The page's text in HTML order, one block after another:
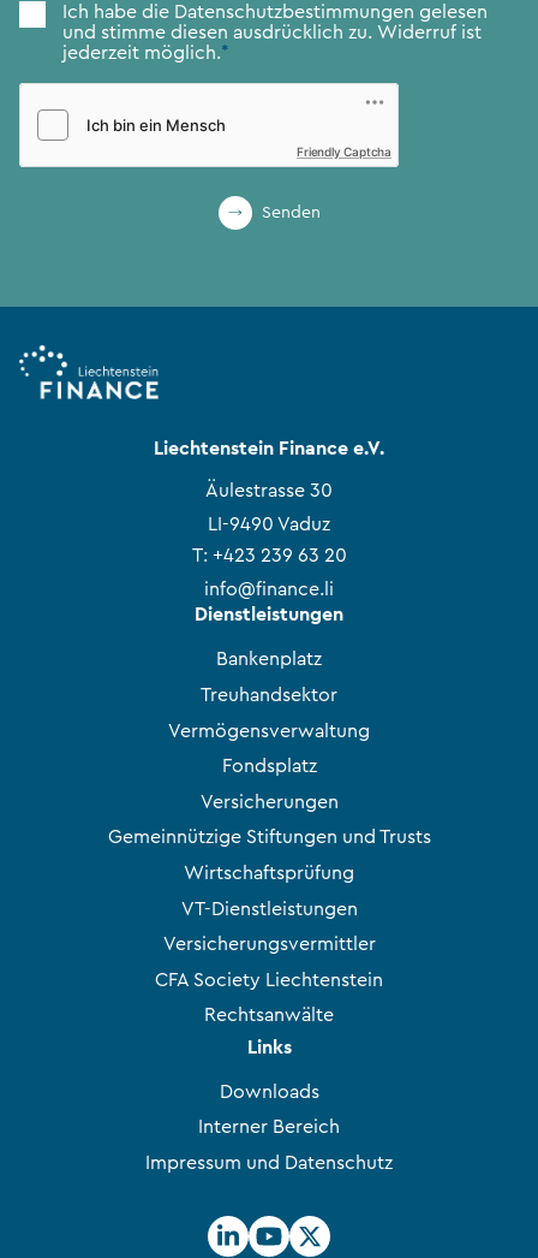
Zustimmung*
Ich habe die Datenschutzbestimmungen gelesen
und stimme diesen ausdrücklich zu. Widerruf ist
jederzeit möglich.*
Friendly Captcha
Senden
Liechtenstein Finance e.V.
Äulestrasse 30
LI-9490 Vaduz
T: +423 239 63 20
info@finance.li
Dienstleistungen
Bankenplatz
Treuhandsektor
Vermögensverwaltung
Fondsplatz
Versicherungen
Gemeinnützige Stiftungen und Trusts
Wirtschaftsprüfung
VT-Dienstleistungen
Versicherungsvermittler
CFA Society Liechtenstein
Rechtsanwälte
Links
Downloads
Interner Bereich
Impressum und Datenschutz